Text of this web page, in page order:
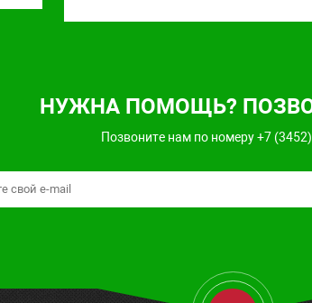
НУЖНА ПОМОЩЬ?
Позвоните нам по номеру +7